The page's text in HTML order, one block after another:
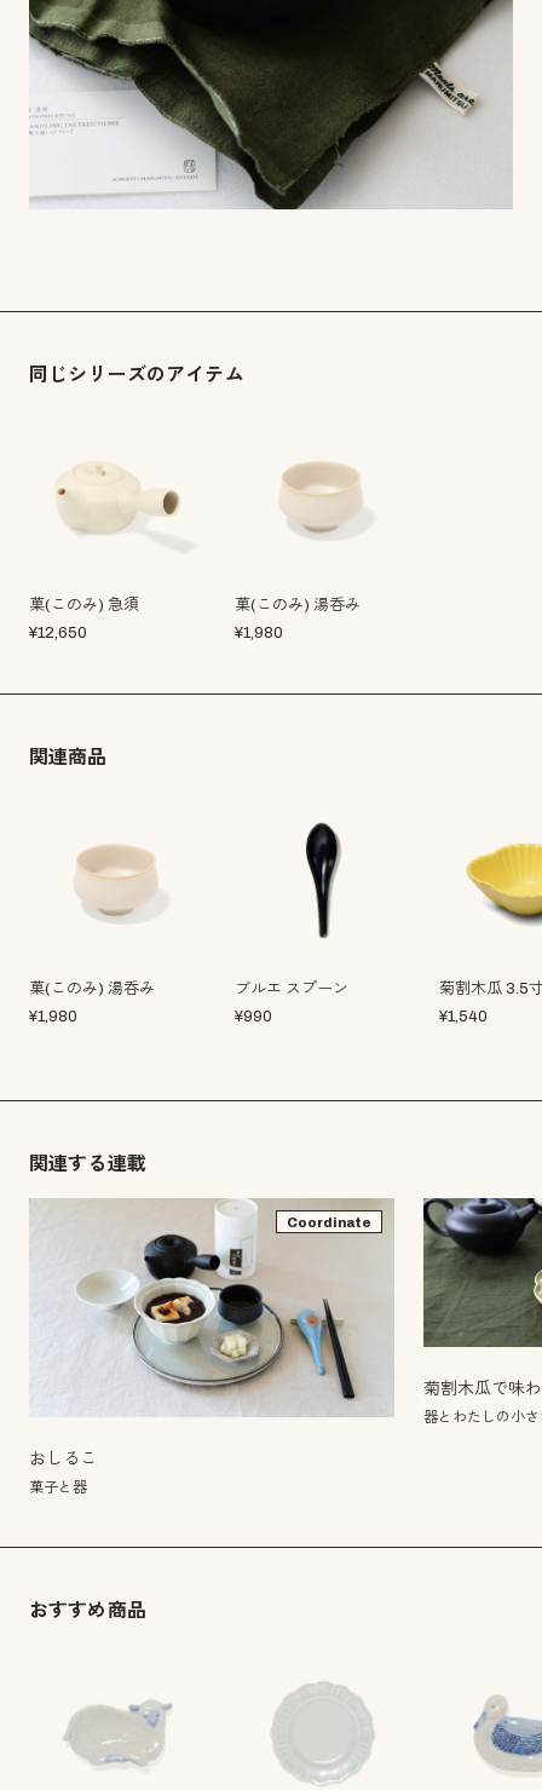
同じシリーズのアイテム
菓(このみ) 急須
¥12,650
菓(このみ) 湯呑み
¥1,980
関連商品
菓(このみ) 湯呑み
¥1,980
ブルエ スプーン
¥990
菊割木瓜 3.5
¥1,540
関連する連載
Coordinate
おしるこ
菓子と器
菊割木瓜で味
器とわたしの小
おすすめ商品